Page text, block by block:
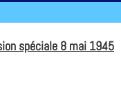
spéciale 8 mai 1945